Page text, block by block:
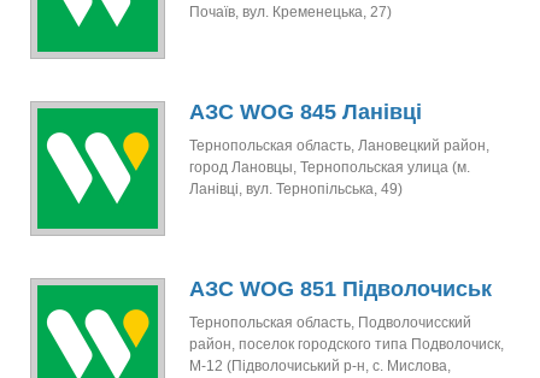
Почаїв, вул. Кременецька, 27)
АЗС WOG 845 Ланівці
Тернопольская область, Лановецкий район,
город Лановцы, Тернопольская улица (м.
Ланівці, вул. Тернопільська, 49)
АЗС WOG 851 Підволочиськ
Тернопольская область, Подволочисский
район, поселок городского типа Подволочиск,
М-12 (Підволочиський р-н, с. Мислова,